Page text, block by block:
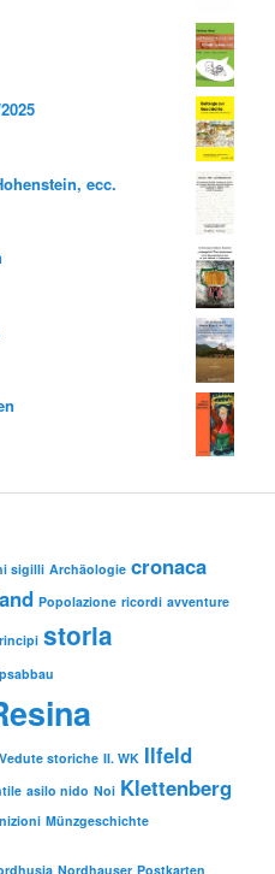
ecc.
sigilli Archäologie cronaca
Popolazione ricordi avventure
storia
Vedute storiche II. WK Ilfeld
asilo nido Noi Klettenberg
Münzgeschichte
Nordhauser Postkarten